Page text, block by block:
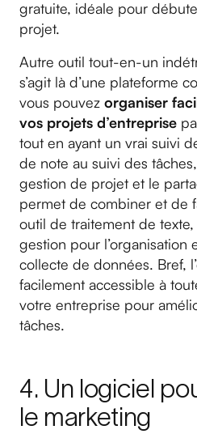
gratuite, idéale pour
projet.
Autre outil tout-en-un
s’agit là d’une plateforme
vous pouvez organiser
vos projets d’entreprise
tout en ayant un vrai suivi
de note au suivi des
gestion de projet et le
permet de combiner et de
outil de traitement de
gestion pour l’organisation
collecte de données. Bref,
facilement accessible à
votre entreprise pour
tâches.
4. Un logiciel
le marketing